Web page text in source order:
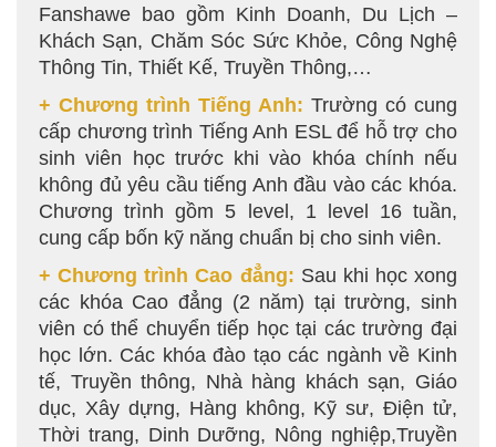
Fanshawe bao gồm Kinh Doanh, Du Lịch –
Khách Sạn, Chăm Sóc Sức Khỏe, Công Nghệ
Thông Tin, Thiết Kế, Truyền Thông,…
+ Chương trình Tiếng Anh: Trường có cung
cấp chương trình Tiếng Anh ESL để hỗ trợ cho
sinh viên học trước khi vào khóa chính nếu
không đủ yêu cầu tiếng Anh đầu vào các khóa.
Chương trình gồm 5 level, 1 level 16 tuần,
cung cấp bốn kỹ năng chuẩn bị cho sinh viên.
+ Chương trình Cao đẳng: Sau khi học xong
các khóa Cao đẳng (2 năm) tại trường, sinh
viên có thể chuyển tiếp học tại các trường đại
học lớn. Các khóa đào tạo các ngành về Kinh
tế, Truyền thông, Nhà hàng khách sạn, Giáo
dục, Xây dựng, Hàng không, Kỹ sư, Điện tử,
Thời trang, Dinh Dưỡng, Nông nghiệp,Truyền